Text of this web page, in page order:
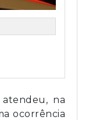
na
ocorrência